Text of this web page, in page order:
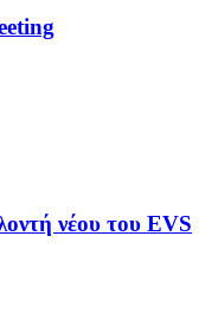
νέου του EVS